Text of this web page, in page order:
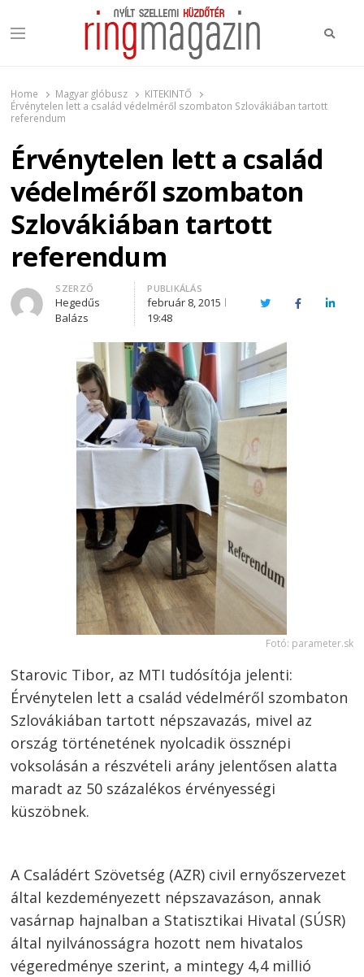
Menu
Home Magyar glóbusz
KITEKINTŐ
Érvénytelen lett a család védelméről szombaton Szlovákiában tartott
referendum
Érvénytelen lett a család
védelméről szombaton
Szlovákiában tartott
referendum
Author
SZERZŐ
Hegedűs
Balázs
PUBLIKÁLÁS
február 8, 2015
19:48
TwitterFacebook
Fotó: parameter.sk
Starovic Tibor, az MTI tudósítója jelenti:
Érvénytelen lett a család védelméről szombaton
Szlovákiában tartott népszavazás, mivel az
ország történetének nyolcadik össznépi
voksolásán a részvételi arány jelentősen alatta
maradt az 50 százalékos érvényességi
küszöbnek.
A Családért Szövetség (AZR) civil ernyőszervezet
által kezdeményezett népszavazáson, annak
vasárnap hajnalban a Statisztikai Hivatal (SÚSR)
által nyilvánosságra hozott nem hivatalos
végeredménye szerint, a mintegy 4,4 millió